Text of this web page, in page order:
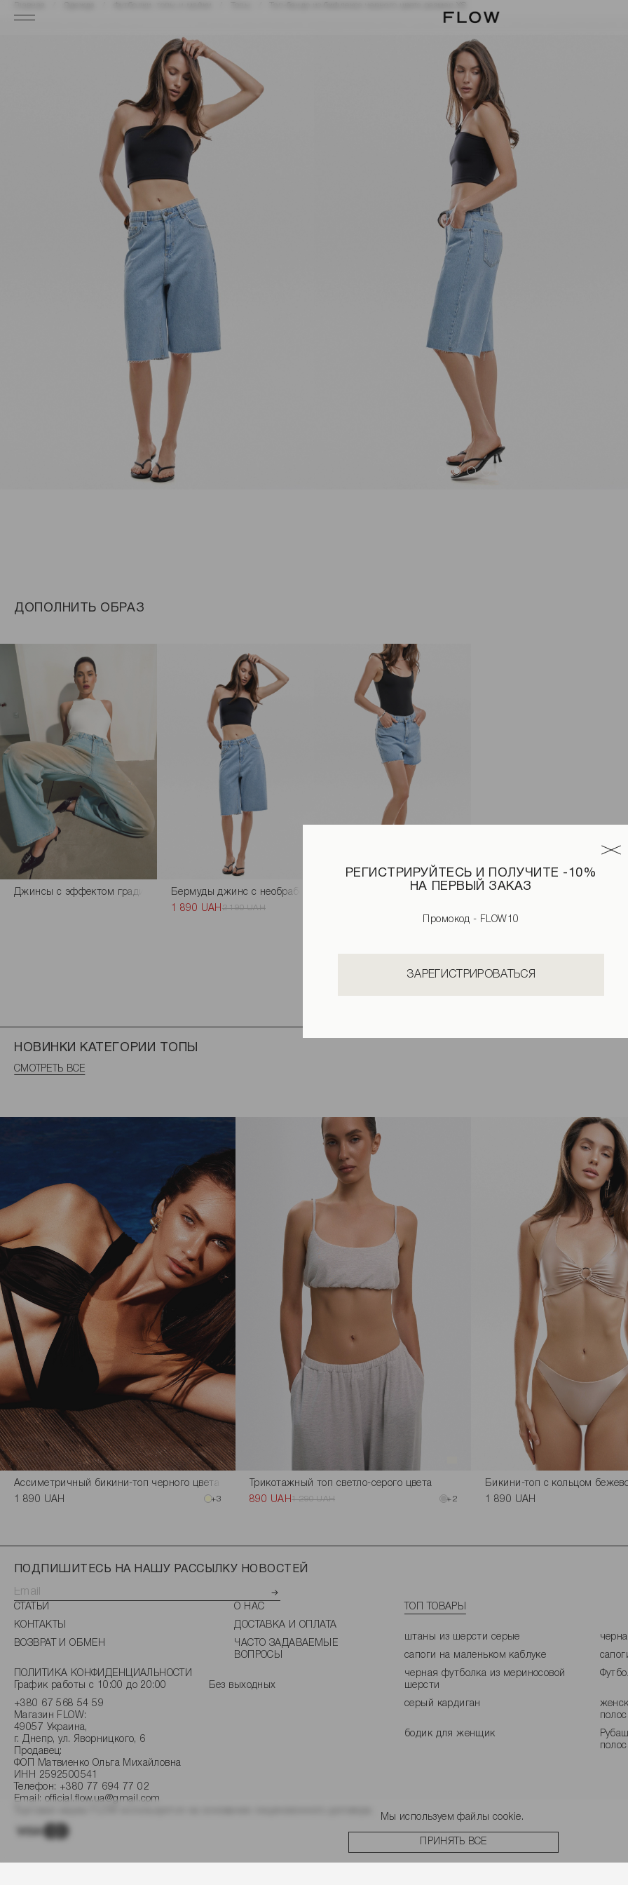
РЕГИСТРИРУЙТЕСЬ И ПОЛУЧИТЕ -10%
НА ПЕРВЫЙ ЗАКАЗ
Промокод - FLOW10
ЗАРЕГИСТРИРОВАТЬСЯ
ДОПОЛНИТЬ ОБРАЗ
Джинсы с эффектом градиента голубого цветаБермуды джинс с необработанным краем голубого цвета
1 890 UAH 2 190 UAH
Шорты джинс с необработанным краем голубого цвета
НОВИНКИ КАТЕГОРИИ ТОПЫ
СМОТРЕТЬ ВСЕ
Ассиметричный бикини-топ черного цвета
1 890 UAH
+3
Трикотажный топ светло-серого цвета
890 UAH1 290 UAH +2
Бикини-топ с кольцом
1 890 UAH
ПОДПИШИТЕСЬ НА НАШУ РАССЫЛКУ НОВОСТЕЙ
СТАТЬИ
О НАС
КОНТАКТЫ
ДОСТАВКА И ОПЛАТА
ВОЗВРАТ И ОБМЕН
ЧАСТО ЗАДАВАЕМЫЕ
ВОПРОСЫ
ПОЛИТИКА КОНФИДЕНЦИАЛЬНОСТИ
График работы с 10:00 до 20:00
Без выходных
+380 67 568 54 59
Магазин FLOW:
49057 Украина,
г. Днепр, ул. Яворницкого, 6
Продавец:
ФОП Матвиенко Ольга Михайловна
ИНН 2592500541
Телефон: +380 77 694 77 02
Email: official.flow.ua@gmail.com
ТОП ТОВАРЫ
штаны из шерсти серые
сапоги на маленьком каблуке
черная футболка из мериносовой
шерсти
серый кардиган
бодик для женщик
Мы используем файлы cookie.
ПРИНЯТЬ ВСЕ